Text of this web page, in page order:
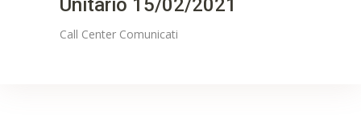
Unitario 15/02/2021
Call Center Comunicati